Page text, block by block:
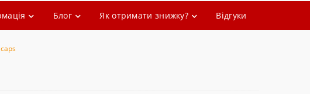
Блог Як отримати знижку? Відгуки